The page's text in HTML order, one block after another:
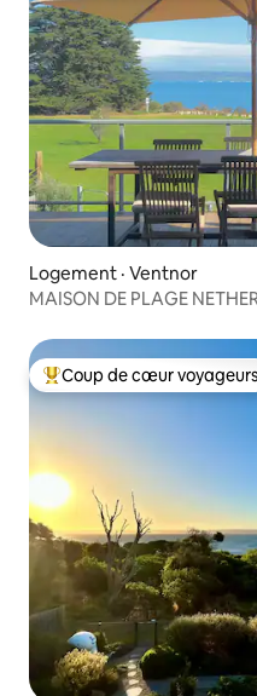
Logement · Ventnor
MAISON DE PLAGE
Coup de cœur voyageurs
Coup de cœur voyageurs